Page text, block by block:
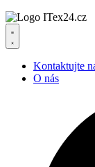
Kontaktujte
O nás